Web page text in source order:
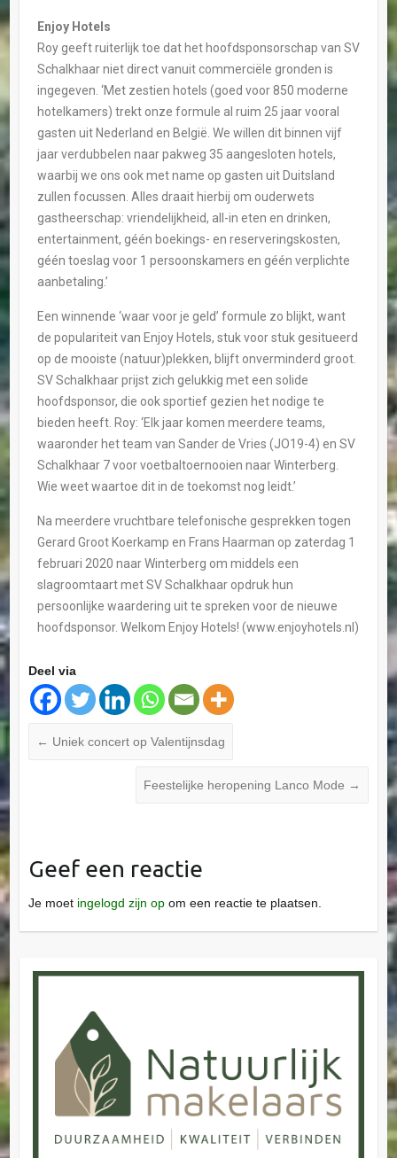
Enjoy Hotels
Roy geeft ruiterlijk toe dat het hoofdsponsorschap van SV
Schalkhaar niet direct vanuit commerciële gronden is
ingegeven. ‘Met zestien hotels (goed voor 850 moderne
hotelkamers) trekt onze formule al ruim 25 jaar vooral
gasten uit Nederland en België. We willen dit binnen vijf
jaar verdubbelen naar pakweg 35 aangesloten hotels,
waarbij we ons ook met name op gasten uit Duitsland
zullen focussen. Alles draait hierbij om ouderwets
gastheerschap: vriendelijkheid, all-in eten en drinken,
entertainment, géén boekings- en reserveringskosten,
géén toeslag voor 1 persoonskamers en géén verplichte
aanbetaling.’
Een winnende ‘waar voor je geld’ formule zo blijkt, want
de populariteit van Enjoy Hotels, stuk voor stuk gesitueerd
op de mooiste (natuur)plekken, blijft onverminderd groot.
SV Schalkhaar prijst zich gelukkig met een solide
hoofdsponsor, die ook sportief gezien het nodige te
bieden heeft. Roy: ‘Elk jaar komen meerdere teams,
waaronder het team van Sander de Vries (JO19-4) en SV
Schalkhaar 7 voor voetbaltoernooien naar Winterberg.
Wie weet waartoe dit in de toekomst nog leidt.’
Na meerdere vruchtbare telefonische gesprekken togen
Gerard Groot Koerkamp en Frans Haarman op zaterdag 1
februari 2020 naar Winterberg om middels een
slagroomtaart met SV Schalkhaar opdruk hun
persoonlijke waardering uit te spreken voor de nieuwe
hoofdsponsor. Welkom Enjoy Hotels! (www.enjoyhotels.nl)
Deel via
← Uniek concert op Valentijnsdag
Feestelijke heropening Lanco Mode →
Geef een reactie
Je moet ingelogd zijn opom een reactie te plaatsen.